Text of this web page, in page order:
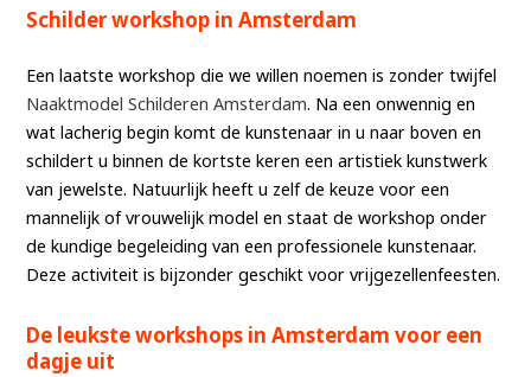
Schilder workshop in Amsterdam
Een laatste workshop die we willen noemen is zonder twijfel
Naaktmodel Schilderen Amsterdam. Na een onwennig en
wat lacherig begin komt de kunstenaar in u naar boven en
schildert u binnen de kortste keren een artistiek kunstwerk
van jewelste. Natuurlijk heeft u zelf de keuze voor een
mannelijk of vrouwelijk model en staat de workshop onder
de kundige begeleiding van een professionele kunstenaar.
Deze activiteit is bijzonder geschikt voor vrijgezellenfeesten.
De leukste workshops in Amsterdam voor een
dagje uit